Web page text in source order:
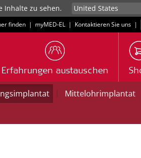
Inhalte zu sehen.
finden | myMED‑EL | Kontaktieren Sie uns |
Erfahrungen austauschen
| Mittelohrimplantat